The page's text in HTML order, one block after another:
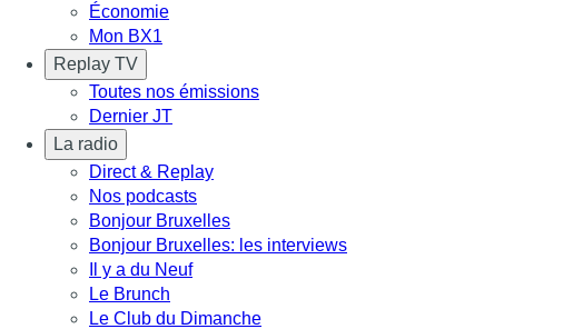
Économie
Mon BX1
Replay TV
Toutes nos émissions
Dernier JT
La radio
Direct & Replay
Nos podcasts
Bonjour Bruxelles
Bonjour Bruxelles: les interviews
Il y a du Neuf
Le Brunch
Le Club du Dimanche